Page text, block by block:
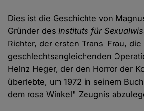
Dies ist die Geschichte von
Gründer des Instituts für
Richter, der ersten Trans-Frau,
geschlechtsangleichenden
Heinz Heger, der den Horror der
überlebte, um 1972 in seinem
dem rosa Winkel" Zeugnis